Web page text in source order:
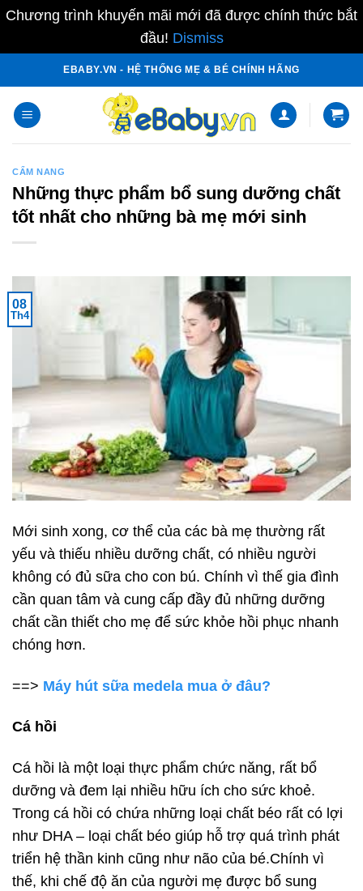
Chương trình khuyến mãi mới đã được chính thức bắt
đầu! Dismiss
content
EBABY.VN - HỆ THỐNG MẸ & BÉ CHÍNH HÃNG
CẨM NANG
Những thực phẩm bổ sung dưỡng chất
tốt nhất cho những bà mẹ mới sinh
08
Th4
Mới sinh xong, cơ thể của các bà mẹ thường rất
yếu và thiếu nhiều dưỡng chất, có nhiều người
không có đủ sữa cho con bú. Chính vì thế gia đình
cần quan tâm và cung cấp đầy đủ những dưỡng
chất cần thiết cho mẹ để sức khỏe hồi phục nhanh
chóng hơn.
==> Máy hút sữa medela mua ở đâu?
Cá hồi
Cá hồi là một loại thực phẩm chức năng, rất bổ
dưỡng và đem lại nhiều hữu ích cho sức khoẻ.
Trong cá hồi có chứa những loại chất béo rất có lợi
như DHA – loại chất béo giúp hỗ trợ quá trình phát
triển hệ thần kinh cũng như não của bé.Chính vì
thế, khi chế độ ăn của người mẹ được bổ sung